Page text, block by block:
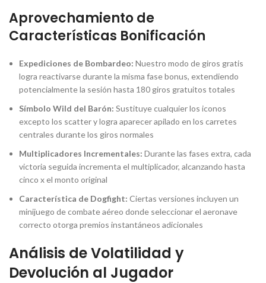
Aprovechamiento de
Características Bonificación
Expediciones de Bombardeo: Nuestro modo de giros gratis
logra reactivarse durante la misma fase bonus, extendiendo
potencialmente la sesión hasta 180 giros gratuitos totales
Símbolo Wild del Barón: Sustituye cualquier los iconos
excepto los scatter y logra aparecer apilado en los carretes
centrales durante los giros normales
Multiplicadores Incrementales: Durante las fases extra, cada
victoria seguida incrementa el multiplicador, alcanzando hasta
cinco x el monto original
Característica de Dogfight: Ciertas versiones incluyen un
minijuego de combate aéreo donde seleccionar el aeronave
correcto otorga premios instantáneos adicionales
Análisis de Volatilidad y
Devolución al Jugador